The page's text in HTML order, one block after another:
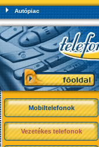
Autópiac
Mobiltelefonok
Vezetékes telefonok